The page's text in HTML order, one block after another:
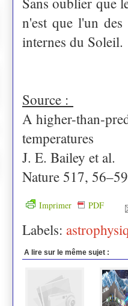
n'est que l'un
internes du Soleil.
Source :
A higher-than-
temperatures
J. E. Bailey et al.
Nature 517,
Imprimer PDF
Labels:
A lire sur le même sujet :